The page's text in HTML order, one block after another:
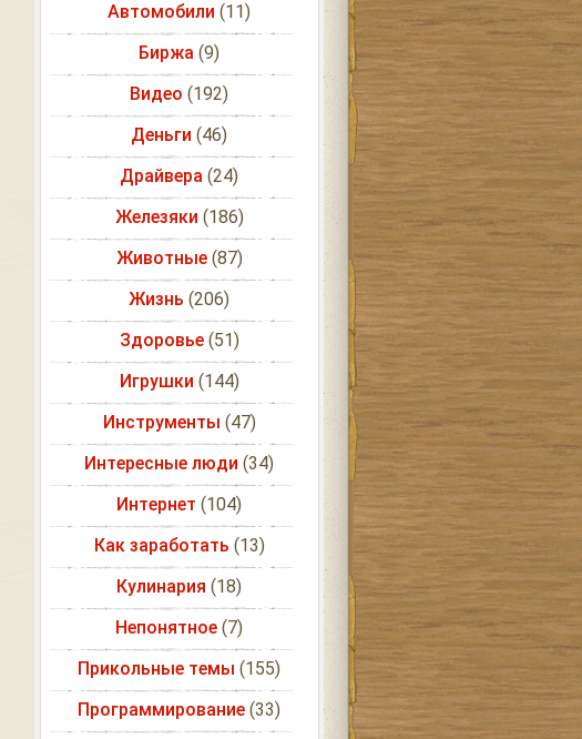
Автомобили (11)
Биржа (9)
Видео (192)
Деньги (46)
Драйвера (24)
Железяки (186)
Животные(87)
Жизнь (206)
Здоровье(51)
Игрушки (144)
Инструменты (47)
Интересные люди (34)
Интернет (104)
Как заработать (13)
Кулинария (18)
Непонятное (7)
Прикольные темы (155)
Программирование (33)